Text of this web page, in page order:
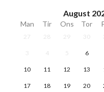
August
Man Tir Ons Tor
27 28 29 30
3 4 5 6
10 11 12 13
17 18 19 20